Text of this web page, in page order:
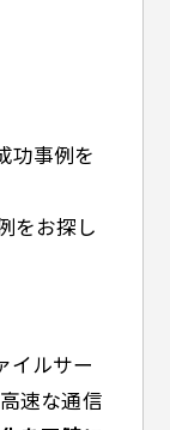
功事例を
をお探し
イルサー
速な通信